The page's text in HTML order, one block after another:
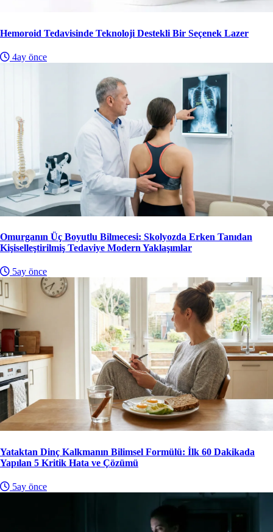
Hemoroid Tedavisinde Teknoloji Destekli Bir Seçenek Lazer
4ay önce
Omurganın Üç Boyutlu Bilmecesi: Skolyozda Erken Tanıdan
Kişiselleştirilmiş Tedaviye Modern Yaklaşımlar
5ay önce
Yataktan Dinç Kalkmanın Bilimsel Formülü: İlk 60 Dakikada
Yapılan 5 Kritik Hata ve Çözümü
5ay önce